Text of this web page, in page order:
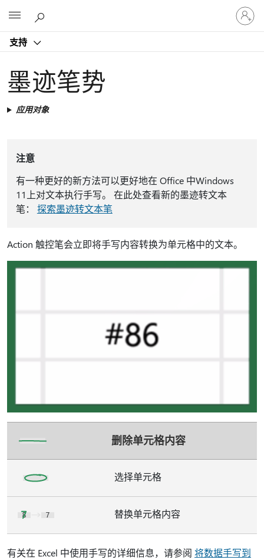
支持
请
登
录
墨迹笔势
应用对象
注意
有一种更好的新方法可以更好地在 Office 中Windows
11上对文本执行手写。 在此处查看新的墨迹转文本
笔： 探索墨迹转文本笔
Action 触控笔会立即将手写内容转换为单元格中的文本。
删除单元格内容
选择单元格
替换单元格内容
有关在 Excel 中使用手写的详细信息，请参阅 将数据手写到